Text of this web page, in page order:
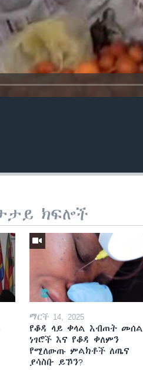
ክፍሎች
ማርች 14, 2025
የቆዳ ላይ ቀላል እብጠት መሰል
ነገሮች እና የቆዳ ቀለምን
የሚለውጡ ምልክቶች ለጤና
ያሳስቡ ይኾን?